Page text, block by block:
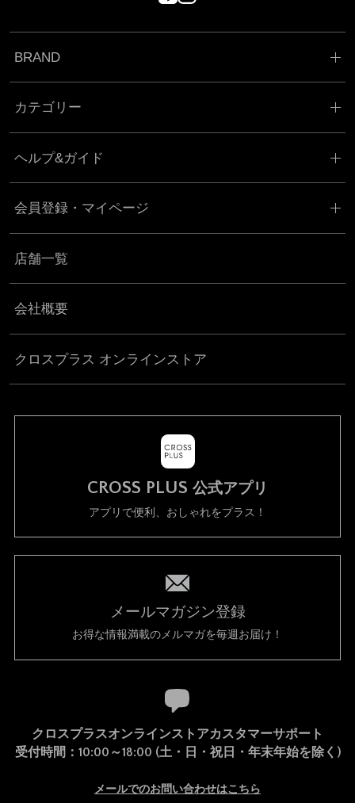
BRAND
カテゴリー
ヘルプ&ガイド
会員登録・マイページ
店舗一覧
会社概要
クロスプラス オンラインストア
CROSS PLUS 公式アプリ
アプリで便利、おしゃれをプラス！
メールマガジン登録
お得な情報満載のメルマガを毎週お届け！
クロスプラスオンラインストアカスタマーサポート
受付時間：10:00～18:00 (土・日・祝日・年末年始を除く)
メールでのお問い合わせはこちら